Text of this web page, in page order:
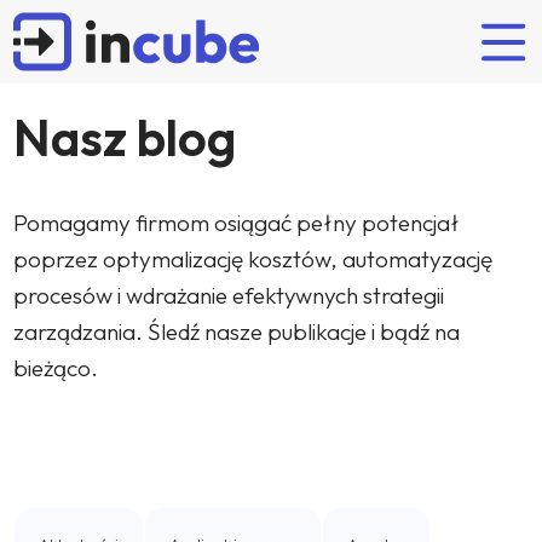
POPULARNE WYSZUKIWANIA
FP&A Budżetowanie
Planowanie i budżetowanie
IBM Planning Analytics
OneStream
Anaplan
Konsolidacja finansowa
Artykuły
Wydarzenia
Incube
Partnerzy
Kariera
Wdrożenie
Certyfikowane szkolenia IBM
Nearshoring
Nasz blog
Pomagamy firmom osiągać pełny potencjał
poprzez optymalizację kosztów, automatyzację
procesów i wdrażanie efektywnych strategii
zarządzania. Śledź nasze publikacje i bądź na
bieżąco.